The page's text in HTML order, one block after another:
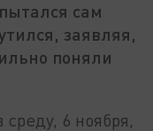
сам
заявляя,
поняли
6 ноября,